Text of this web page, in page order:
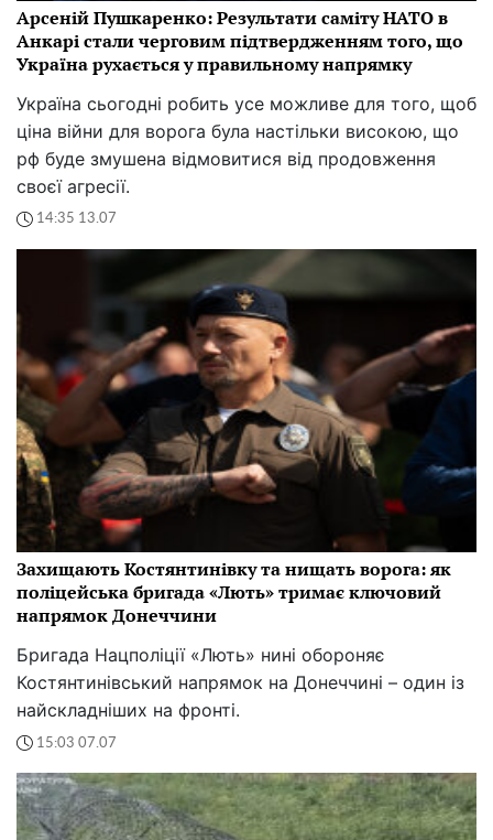
Арсеній Пушкаренко: Результати саміту НАТО в
Анкарі стали черговим підтвердженням того, що
Україна рухається у правильному напрямку
Україна сьогодні робить усе можливе для того, щоб
ціна війни для ворога була настільки високою, що
рф буде змушена відмовитися від продовження
своєї агресії.
14:35 13.07
Захищають Костянтинівку та нищать ворога: як
поліцейська бригада «Лють» тримає ключовий
напрямок Донеччини
Бригада Нацполіції «Лють» нині обороняє
Костянтинівський напрямок на Донеччині – один із
найскладніших на фронті.
15:03 07.07